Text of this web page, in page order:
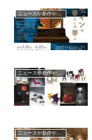
ニュースや新作やイベントの情報
ニュースや新作やイベントの情報
ニュースや新作やイベントの情報